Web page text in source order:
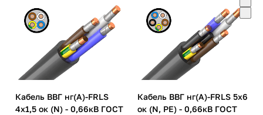
Кабель ВВГ нг(А)-FRLS
4х1,5 ок (N) - 0,66кВ ГОСТ
Кабель ВВГ нг(А)-FRLS 5х6
ок (N, PE) - 0,66кВ ГОСТ